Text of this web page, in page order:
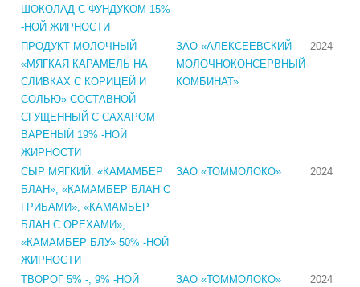
ШОКОЛАД С ФУНДУКОМ 15%
-НОЙ ЖИРНОСТИ
ПРОДУКТ МОЛОЧНЫЙ
«МЯГКАЯ КАРАМЕЛЬ НА
СЛИВКАХ С КОРИЦЕЙ И
СОЛЬЮ» СОСТАВНОЙ
СГУЩЕННЫЙ С САХАРОМ
ВАРЕНЫЙ 19% -НОЙ
ЖИРНОСТИ
ЗАО «АЛЕКСЕЕВСКИЙ
МОЛОЧНОКОНСЕРВНЫЙ
КОМБИНАТ»
2024
СЫР МЯГКИЙ: «КАМАМБЕР
БЛАН», «КАМАМБЕР БЛАН С
ГРИБАМИ», «КАМАМБЕР
БЛАН С ОРЕХАМИ»,
«КАМАМБЕР БЛУ» 50% -НОЙ
ЖИРНОСТИ
ЗАО «ТОММОЛОКО» 2024
ТВОРОГ 5% -, 9% -НОЙ
ЗАО «ТОММОЛОКО» 2024